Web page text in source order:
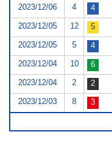
2023/12/06 4
2023/12/05 12
2023/12/05 5
2023/12/04 10
2023/12/04 2
2023/12/03 8